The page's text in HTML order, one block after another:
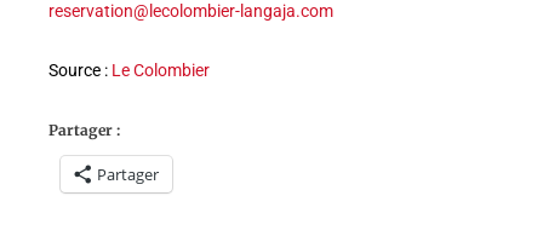
reservation@lecolombier-langaja.com
Source : Le Colombier
Partager :
Partager